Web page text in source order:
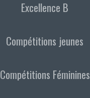
Excellence B
Compétitions jeunes
Compétitions Féminines